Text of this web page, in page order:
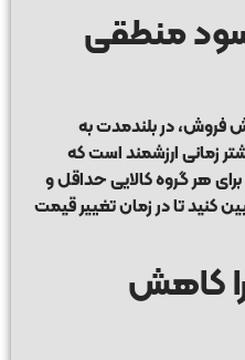
منطقی
فروش، در بلندمدت به
زمانی ارزشمند است که
هر گروه کالایی حداقل و
تا در زمان تغییر قیمت
کاهش